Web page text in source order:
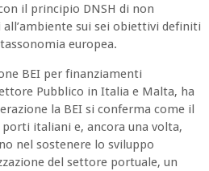
il principio DNSH di non
sui sei obiettivi definiti
europea.
BEI per finanziamenti
Pubblico in Italia e Malta, ha
la BEI si conferma come il
italiani e, ancora una volta,
nel sostenere lo sviluppo
del settore portuale, un